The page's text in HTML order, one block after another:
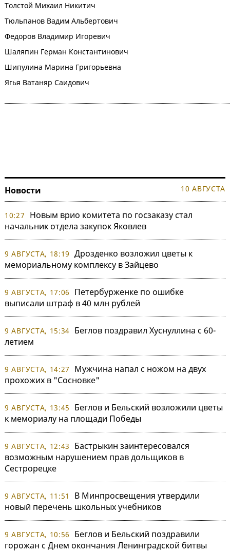
Толстой Михаил Никитич
Тюльпанов Вадим Альбертович
Федоров Владимир Игоревич
Шаляпин Герман Константинович
Шипулина Марина Григорьевна
Ягья Ватаняр Саидович
Новости 10 АВГУСТА
10:27
Новым врио комитета по госзаказу стал
начальник отдела закупок Яковлев
9 АВГУСТА, 18:19 Дрозденко возложил цветы к
мемориальному комплексу в Зайцево
9 АВГУСТА, 17:06
Петербурженке по ошибке
выписали штраф в 40 млн рублей
9 АВГУСТА, 15:34 Беглов поздравил Хуснуллина с 60-
летием
9 АВГУСТА, 14:27
Мужчина напал с ножом на двух
прохожих в "Сосновке"
9 АВГУСТА, 13:45
Беглов и Бельский возложили цветы
к мемориалу на площади Победы
9 АВГУСТА, 12:43
Бастрыкин заинтересовался
возможным нарушением прав дольщиков в
Сестрорецке
9 АВГУСТА, 11:51
В Минпросвещения утвердили
новый перечень школьных учебников
9 АВГУСТА, 10:56
Беглов и Бельский поздравили
горожан с Днем окончания Ленинградской битвы